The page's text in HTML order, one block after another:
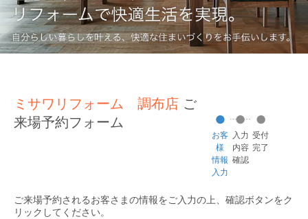
ミサワリフォーム 調布店 ご
来場予約フォーム
お客
様
情報
入力
入力
内容
確認
受付
完了
ご来場予約されるお客さまの情報をご入力の上、 確認ボタンをク
リックしてください。